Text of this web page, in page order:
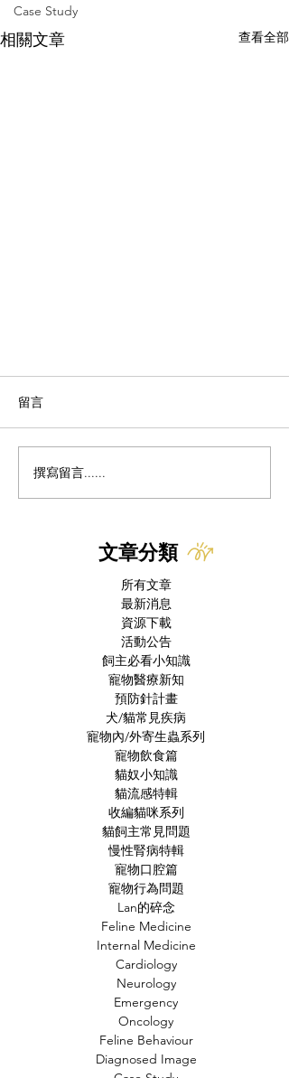
Case Study
相關文章 查看全部
團隊介紹 - Paul
留言
撰寫留言......
文章分類
所有文章
最新消息
資源下載
活動公告
飼主必看小知識
寵物醫療新知
預防針計畫
犬/貓常見疾病
寵物內/外寄生蟲系列
寵物飲食篇
貓奴小知識
貓流感特輯
收編貓咪系列
貓飼主常見問題
慢性腎病特輯
寵物口腔篇
寵物行為問題
Lan的碎念
Feline Medicine
Internal Medicine
Cardiology
Neurology
Emergency
Oncology
Feline Behaviour
Diagnosed Image